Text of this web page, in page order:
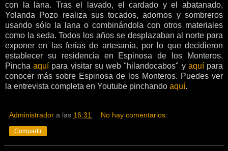
con la lana. Tras el lavado, el cardado y el abatanado,
Yolanda Pozo realiza sus tocados, adornos y sombreros
usando sólo la lana o combinándola con otros materiales
como la seda. Todos los años se desplazaban al norte para
exponer en las ferias de artesanía, por lo que decidieron
establecer su residencia en Espinosa de los Monteros.
Pinchaaquí para visitar su web "hilandocabos" y aquípara
conocer más sobre Espinosa de los Monteros. Puedes ver
la entrevista completa en Youtube pinchando aquí.
Administrador a las 16:31 No hay comentarios:
Compartir